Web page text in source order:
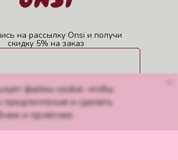
файлы cookie, чтобы
и сделать
и приятнее.
на рассылку Onsi и получи
скидку 5% на заказ